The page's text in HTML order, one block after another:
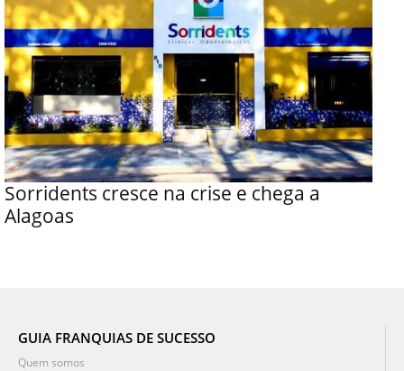
Sorridents cresce na crise e chega a
Alagoas
GUIA FRANQUIAS DE SUCESSO
Quem somos